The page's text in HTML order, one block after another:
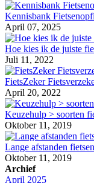
Kennisbank
April 07, 2025
Hoe kies ik de juiste
Juli 11, 2022
FietsZeker
April 20, 2022
Keuzehulp > soorten
Oktober 11, 2019
Lange afstanden
Oktober 11, 2019
Archief
April 2025